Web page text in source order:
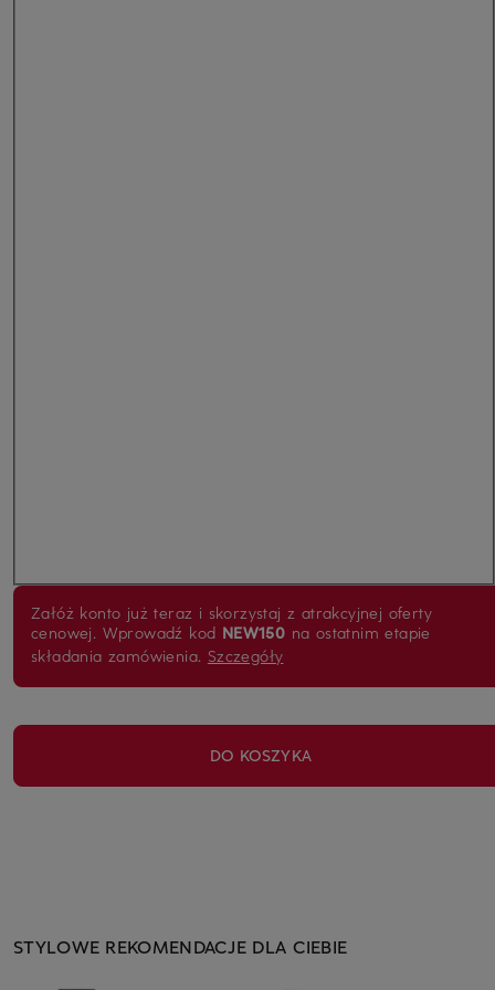
Załóż konto już teraz i skorzystaj z atrakcyjnej oferty
cenowej. Wprowadź kod NEW150 na ostatnim etapie
składania zamówienia. Szczegóły
DO KOSZYKA
STYLOWE REKOMENDACJE DLA CIEBIE